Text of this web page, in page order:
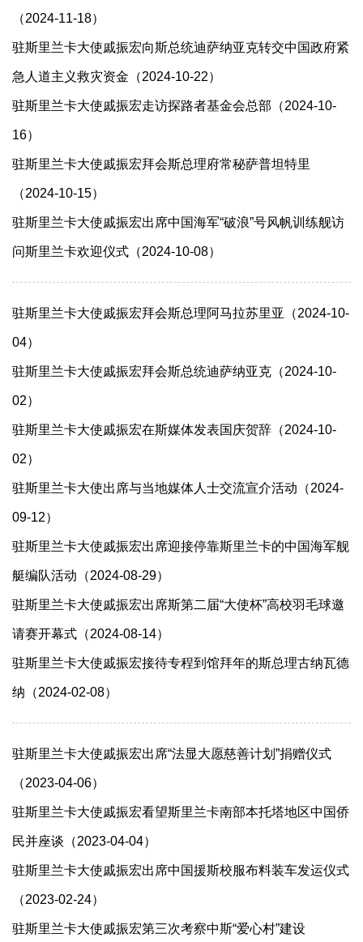
（2024-11-18）
驻斯里兰卡大使戚振宏向斯总统迪萨纳亚克转交中国政府紧
急人道主义救灾资金（2024-10-22）
驻斯里兰卡大使戚振宏走访探路者基金会总部（2024-10-
16）
驻斯里兰卡大使戚振宏拜会斯总理府常秘萨普坦特里
（2024-10-15）
驻斯里兰卡大使戚振宏出席中国海军“破浪”号风帆训练舰访
问斯里兰卡欢迎仪式（2024-10-08）
驻斯里兰卡大使戚振宏拜会斯总理阿马拉苏里亚（2024-10-
04）
驻斯里兰卡大使戚振宏拜会斯总统迪萨纳亚克（2024-10-
02）
驻斯里兰卡大使戚振宏在斯媒体发表国庆贺辞（2024-10-
02）
驻斯里兰卡大使出席与当地媒体人士交流宣介活动（2024-
09-12）
驻斯里兰卡大使戚振宏出席迎接停靠斯里兰卡的中国海军舰
艇编队活动（2024-08-29）
驻斯里兰卡大使戚振宏出席斯第二届“大使杯”高校羽毛球邀
请赛开幕式（2024-08-14）
驻斯里兰卡大使戚振宏接待专程到馆拜年的斯总理古纳瓦德
纳（2024-02-08）
驻斯里兰卡大使戚振宏出席“法显大愿慈善计划”捐赠仪式
（2023-04-06）
驻斯里兰卡大使戚振宏看望斯里兰卡南部本托塔地区中国侨
民并座谈（2023-04-04）
驻斯里兰卡大使戚振宏出席中国援斯校服布料装车发运仪式
（2023-02-24）
驻斯里兰卡大使戚振宏第三次考察中斯“爱心村”建设